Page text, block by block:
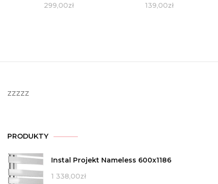
299,00zł 139,00zł
zzzzz
PRODUKTY
Instal Projekt Nameless 600x1186
1 338,00zł